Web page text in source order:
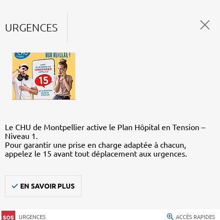
URGENCES
Le CHU de Montpellier active le Plan Hôpital en Tension –
Niveau 1.
Pour garantir une prise en charge adaptée à chacun,
appelez le 15 avant tout déplacement aux urgences.
EN SAVOIR PLUS
URGENCES ACCÈS RAPIDES